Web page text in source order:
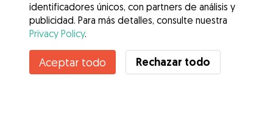
Contacta con Juliette
¿Conoces los Beneficios de Gudog? Ver más
identificadores únicos, con partners de análisis y
publicidad. Para más detalles, consulte nuestra
Privacy Policy.
Aceptar todo Rechazar todo